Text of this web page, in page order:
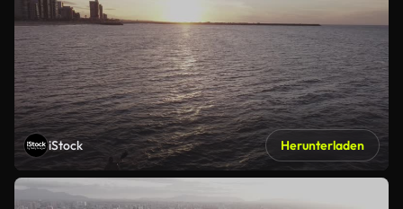
iStock Herunterladen